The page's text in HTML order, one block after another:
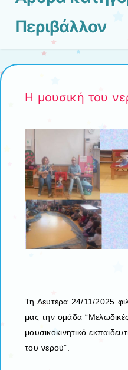
Περιβάλλον
H μουσική του
Τη Δευτέρα 24/11/2025
μας την ομάδα
μουσικοκινητικό
του νερού”.